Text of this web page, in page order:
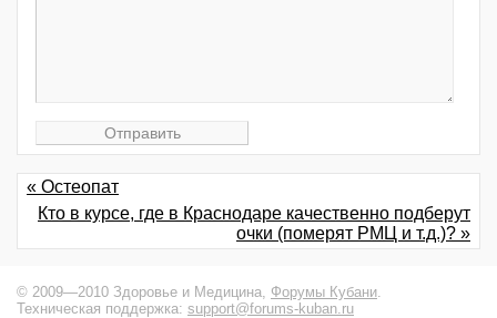
« Остеопат
Кто в курсе, где в Краснодаре качественно подберут
очки (померят РМЦ и т.д.)? »
© 2009—2010 Здоровье и Медицина, Форумы Кубани
Техническая поддержка: support@forums-kuban.ru